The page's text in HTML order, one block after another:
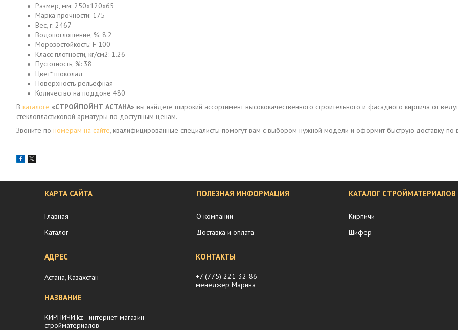
Размер, мм: 250x120x65
Марка прочности: 175
Вес, г: 2467
Водопоглощение, %: 8.2
Морозостойкость: F 100
Класс плотности, кг/см2: 1.26
Пустотность, %: 38
Цвет* шоколад
Поверхность рельефная
Количество на поддоне 480
В каталоге «СТРОЙПОЙНТ АСТАНА» вы найдете широкий ассортимент высококачественного строительного и фасадного кирпича от
стеклопластиковой арматуры по доступным ценам.
Звоните по номерам на сайте, квалифицированные специалисты помогут вам с выбором нужной модели и оформит быструю доставку по
КАРТА САЙТА
Главная
Каталог
ПОЛЕЗНАЯ ИНФОРМАЦИЯ
О компании
Доставка и оплата
КАТАЛОГ СТРОЙМАТЕРИАЛОВ
Кирпичи
Шифер
Астана, Казахстан
КИРПИЧИ.kz - интернет-магазин
стройматериалов
+7 (775) 221-32-86
менеджер Марина